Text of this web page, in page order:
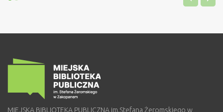
MIEJSKA BIBLIOTEKA PUBLICZNA im.Stefana Żeromskiego w